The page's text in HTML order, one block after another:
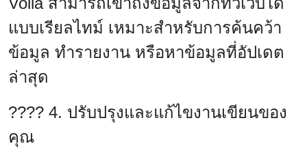
แบบเรียลไทม์ เหมาะสำหรับการค้นคว้า
ข้อมูล ทำรายงาน หรือหาข้อมูลที่อัปเดต
ล่าสุด
???? 4. ปรับปรุงและแก้ไขงานเขียนของ
คุณ